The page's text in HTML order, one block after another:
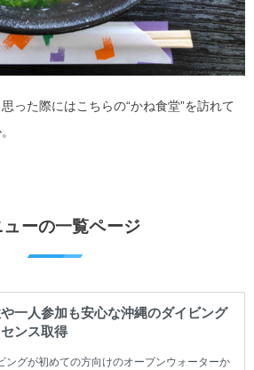
った際にはこちらの“かね食堂”を訪れて
ューの一覧ページ
一人参加も安心な沖縄のダイビング
ンス取得
ングが初めての方向けのオープンウォーターか